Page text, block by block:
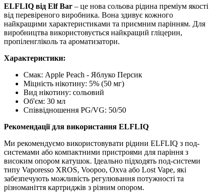
ELFLIQ від Elf Bar – це нова сольова рідина преміум якості
від перевіреного виробника. Вона здивує кожного
найкращими характеристиками та приємним парінням. Для
виробництва використовується найкращий гліцерин,
пропіленгліколь та ароматизатори.
Характеристики:
Смак: Apple Peach - Яблуко Персик
Міцність нікотину: 5% (50 мг)
Вид нікотину: сольовий
Об'єм: 30 мл
Співвідношення PG/VG: 50/50
Рекомендації для використання ELFLIQ
Ми рекомендуємо використовувати рідини ELFLIQ з под-
системами або компактними пристроями для паріння з
високим опором катушок. Ідеально підходять под-системи
типу Vaporesso XROS, Voopoo, Oxva або Lost Vape, які
забезпечують можливість регулювання потужності та
різноманіття картриджів з різним опором.